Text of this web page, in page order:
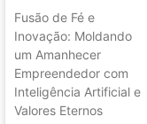
Fusão de Fé e
Inovação: Moldando
um Amanhecer
Empreendedor com
Inteligência Artificial e
Valores Eternos